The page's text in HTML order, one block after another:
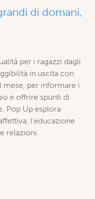
di domani,
per i ragazzi dagli
in uscita con
per informare i
e offrire spunti di
Pop Up esplora
l’educazione
relazioni.